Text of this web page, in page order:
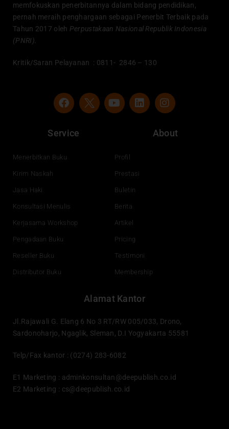
memfokuskan penerbitannya dalam bidang pendidikan,
pernah meraih penghargaan sebagai Penerbit Terbaik pada
Tahun 2017 oleh Perpustakaan Nasional Republik Indonesia
(PNRI).
Kritik/Saran Pelayanan : 0811- 2846 – 130
F
a
e
b
o
Y
o
e
L
i
n
I
n
a
Service
Menerbitkan Buku
Kirim Naskah
Jasa Haki
Konsultasi Menulis
Kerjasama Workshop
Pengadaan Buku
Reseller Buku
Distributor Buku
About
Profil
Prestasi
Buletin
Berita
Artikel
Pricing
Testimoni
Membership
Alamat Kantor
Jl.Rajawali G. Elang 6 No 3 RT/RW 005/033, Drono,
Sardonoharjo, Ngaglik, Sleman, D.I Yogyakarta 55581
Telp/Fax kantor : (0274) 283-6082
E1 Marketing : adminkonsultan@deepublish.co.id
E2 Marketing : cs@deepublish.co.id